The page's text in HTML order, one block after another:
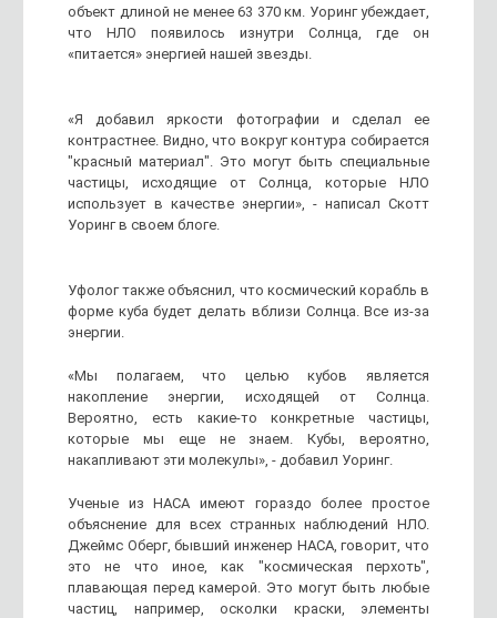
объект длиной не менее 63 370 км. Уоринг убеждает,
что НЛО появилось изнутри Солнца, где он
«питается» энергией нашей звезды.
«Я добавил яркости фотографии и сделал ее
контрастнее. Видно, что вокруг контура собирается
"красный материал". Это могут быть специальные
частицы, исходящие от Солнца, которые НЛО
использует в качестве энергии», - написал Скотт
Уоринг в своем блоге.
Уфолог также объяснил, что космический корабль в
форме куба будет делать вблизи Солнца. Все из-за
энергии.
«Мы полагаем, что целью кубов является
накопление энергии, исходящей от Солнца.
Вероятно, есть какие-то конкретные частицы,
которые мы еще не знаем. Кубы, вероятно,
накапливают эти молекулы», - добавил Уоринг.
Ученые из НАСА имеют гораздо более простое
объяснение для всех странных наблюдений НЛО.
Джеймс Оберг, бывший инженер НАСА, говорит, что
это не что иное, как "космическая перхоть",
плавающая перед камерой. Это могут быть любые
частиц, например, осколки краски, элементы